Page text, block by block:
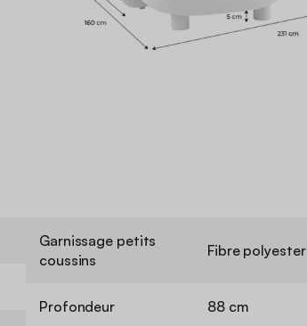
Garnissage petits
coussins
Fibre polyester
Profondeur 88 cm